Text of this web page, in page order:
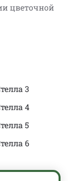
цветочной
3
4
5
6